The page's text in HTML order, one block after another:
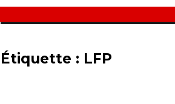
Étiquette : LFP